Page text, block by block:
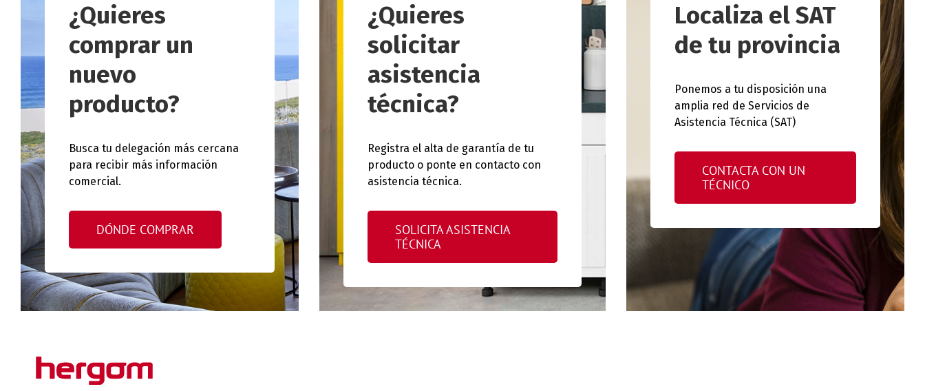
¿Quieres
comprar un
nuevo
producto?
Busca tu delegación más cercana
para recibir más información
comercial.
DÓNDE COMPRAR
¿Quieres
solicitar
asistencia
técnica?
Registra el alta de garantía de tu
producto o ponte en contacto con
asistencia técnica.
SOLICITA ASISTENCIA
TÉCNICA
Localiza el SAT
de tu provincia
Ponemos a tu disposición una
amplia red de Servicios de
Asistencia Técnica (SAT)
CONTACTA CON UN
TÉCNICO